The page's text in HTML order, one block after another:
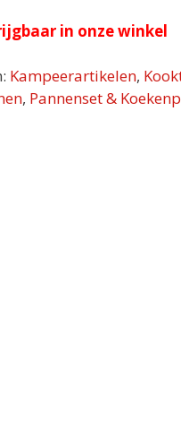
in onze winkel
Kampeerartikelen,
, Pannenset &